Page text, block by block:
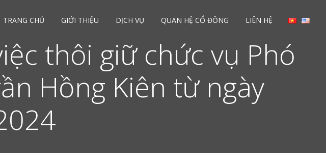
TRANG CHỦ GIỚI THIỆU DỊCH VỤ QUAN HỆ CỔ ĐÔNG LIÊN HỆ
thôi giữ chức vụ Phó
Hồng Kiên từ ngày